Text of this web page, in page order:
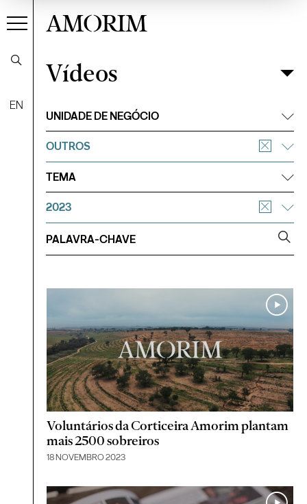
EN
AMORIM
VídeosFiltrar
Vídeos
UNIDADE DE NEGÓCIO
OUTROS
TEMA
2023
Voluntários da Corticeira Amorim plantam
mais 2500 sobreiros
18 NOVEMBRO 2023